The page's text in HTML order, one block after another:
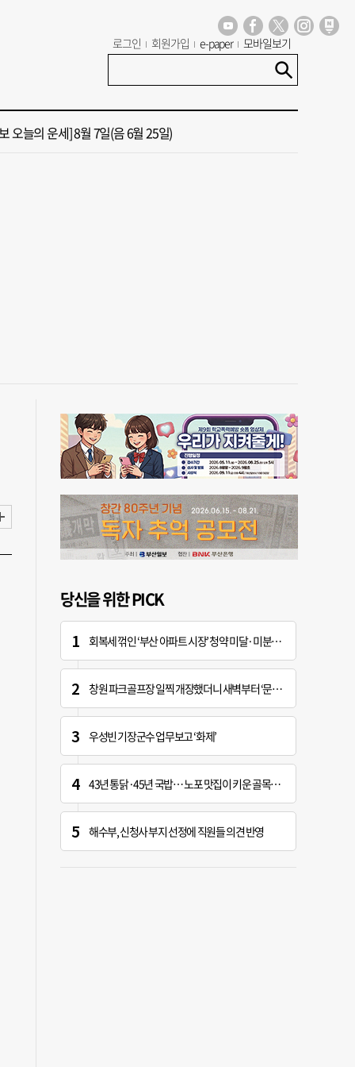
로그인 회원가입 e-paper 모바일보기
했는데, 또"…퇴임 앞두고 가짜 청첩장 뿌린 초등 교장 송치
보 오늘의 운세] 8월 7일(음 6월 25일)
오늘의 운세] 8월 5일(음 6월 23일)
당신을 위한 PICK
회복세 꺾인 ‘부산 아파트 시장’ 청약 미달·미분양 심화
창원 파크골프장 일찍 개장했더니 새벽부터 ‘문전성시’
우성빈 기장군수 업무보고 ‘화제’
43년 통닭·45년 국밥… 노포 맛집이 키운 골목시장 [골목시장, 다시 장날]
해수부, 신청사 부지 선정에 직원들 의견 반영